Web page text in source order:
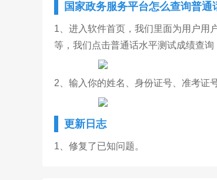
国家政务服务平台怎么查询普通
1、进入软件首页，我们里面为用户用
等，我们点击普通话水平测试成绩查询
2、输入你的姓名、身份证号、准考证
更新日志
1、修复了已知问题。